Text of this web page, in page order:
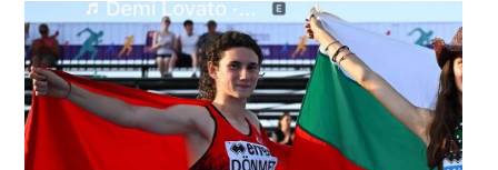
Şampiyonu
Lanlana
Tararudee!
için